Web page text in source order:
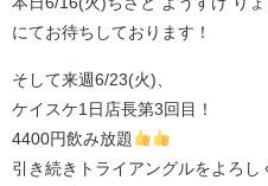
にてお待ちしております！
そして来週6/23(火)、
ケイスケ1日店長第3回目！
4400円飲み放題
引き続きトライアングルをよろし